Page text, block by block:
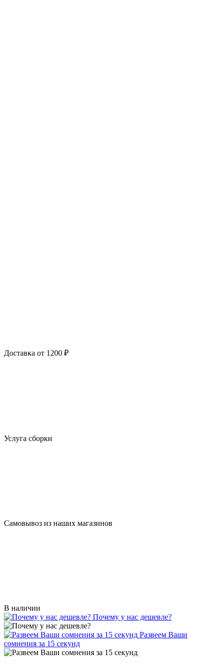
Доставка от 1200 ₽
Услуга сборки
Самовывоз из наших магазинов
В наличии
Почему у нас дешевле?
Развеем Ваши
сомнения за 15 секунд